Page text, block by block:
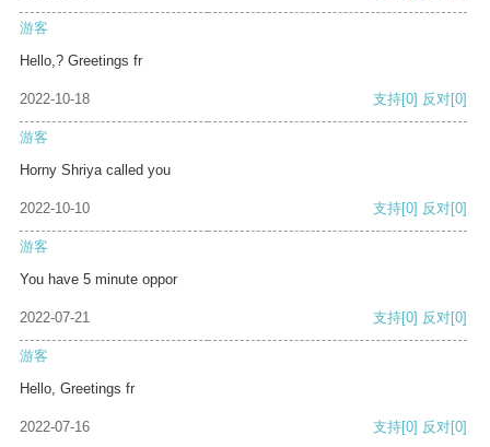
游客
Hello,? Greetings fr
2022-10-18 支持[0] 反对[0]
游客
Horny Shriya called you
2022-10-10 支持[0] 反对[0]
游客
You have 5 minute oppor
2022-07-21 支持[0] 反对[0]
游客
Hello, Greetings fr
2022-07-16 支持[0] 反对[0]